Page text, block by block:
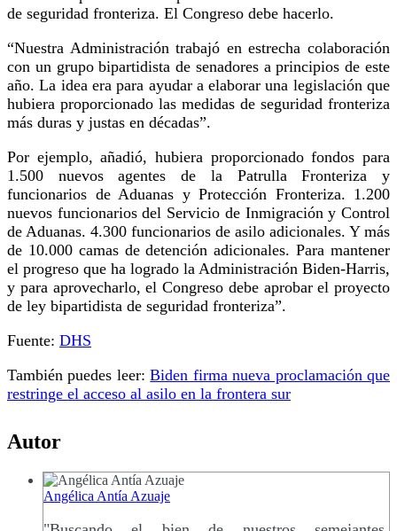
de seguridad fronteriza. El Congreso debe hacerlo.
“Nuestra Administración trabajó en estrecha colaboración
con un grupo bipartidista de senadores a principios de este
año. La idea era para ayudar a elaborar una legislación que
hubiera proporcionado las medidas de seguridad fronteriza
más duras y justas en décadas”.
Por ejemplo, añadió, hubiera proporcionado fondos para
1.500 nuevos agentes de la Patrulla Fronteriza y
funcionarios de Aduanas y Protección Fronteriza. 1.200
nuevos funcionarios del Servicio de Inmigración y Control
de Aduanas. 4.300 funcionarios de asilo adicionales. Y más
de 10.000 camas de detención adicionales. Para mantener
el progreso que ha logrado la Administración Biden-Harris,
y para aprovecharlo, el Congreso debe aprobar el proyecto
de ley bipartidista de seguridad fronteriza”.
Fuente: DHS
También puedes leer:Biden firma nueva proclamación que
restringe el acceso al asilo en la frontera sur
Autor
Angélica Antía Azuaje